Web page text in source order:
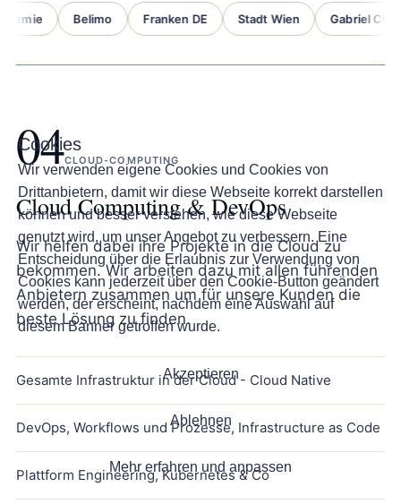
Belimo Franken DE Stadt Wien Gabriel
04CLOUD-COMPUTING
Cloud Computing & DevOps
Wir helfen dabei ihre Projekte in die Cloud zu
bekommen. Wir arbeiten dazu mit allen führenden
Anbietern zusammen um für unsere Kunden die
beste Lösung zu finden.
Gesamte Infrastruktur in der Cloud - Cloud Native
DevOps, Workflows und Prozesse, Infrastructure as Code
Plattform Engineering, Kubernetes & Co
Cookies
Wir verwenden eigene Cookies und Cookies von
Drittanbietern, damit wir diese Webseite korrekt darstellen
können und besser verstehen, wie diese Webseite
genutzt wird, um unser Angebot zu verbessern. Eine
Entscheidung über die Erlaubnis zur Verwendung von
Cookies kann jederzeit über den Cookie-Button geändert
werden, der erscheint, nachdem eine Auswahl auf
diesem Banner getroffen wurde.
Akzeptieren
Ablehnen
Mehr erfahren und anpassen